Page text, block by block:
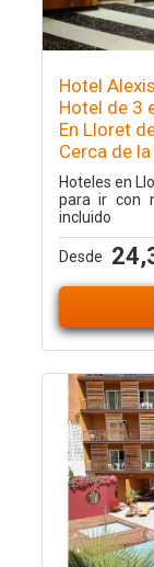
Hotel
Hotel de 3
En Lloret
Cerca de
Hoteles en
para ir con
incluido
Desde